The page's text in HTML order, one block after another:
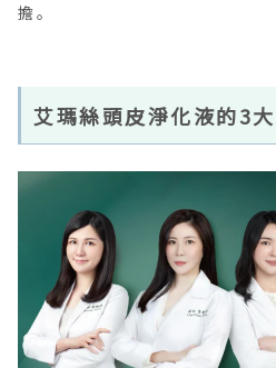
擔。
艾瑪絲頭皮淨化液的3